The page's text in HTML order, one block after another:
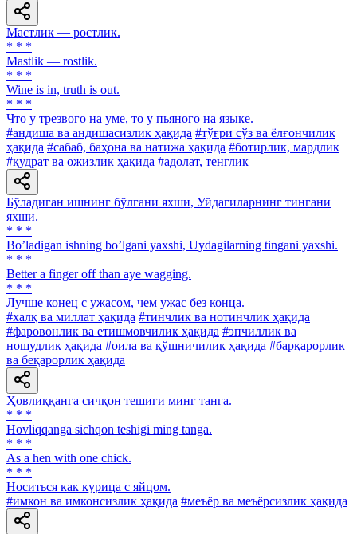
Мастлик — ростлик.
* * *
Mastlik — rostlik.
* * *
Wine is in, truth is out.
* * *
Что у трезвого на уме, то у пьяного на языке.
#андиша ва андишасизлик ҳақида #тўғри сўз ва ёлғончилик
ҳақида #сабаб, баҳона ва натижа ҳақида #ботирлик, мардлик
#қудрат ва ожизлик ҳақида #адолат, тенглик
Бўладиган ишнинг бўлгани яхши, Уйдагиларнинг тингани
яхши.
* * *
Boʼladigan ishning boʼlgani yaxshi, Uydagilarning tingani yaxshi.
* * *
Better a finger off than aye wagging.
* * *
Лучше конец с ужасом, чем ужас без конца.
#халқ ва миллат ҳақида #тинчлик ва нотинчлик ҳақида
#фаровонлик ва етишмовчилик ҳақида #эпчиллик ва
ношудлик ҳақида #оила ва қўшничилик ҳақида #барқарорлик
ва беқарорлик ҳақида
Ҳовлиққанга сичқон тешиги минг танга.
* * *
Hovliqqanga sichqon teshigi ming tanga.
* * *
As a hen with one chick.
* * *
Носиться как курица с яйцом.
#имкон ва имконсизлик ҳақида #меъёр ва меъёрсизлик ҳақида